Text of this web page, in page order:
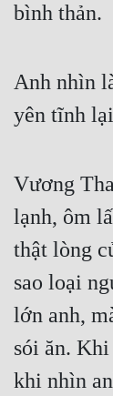
Võng Du
Xuyên Không
Xuyên Sách
Xuyên Thư
Điền Văn
Đô Thị
Đông Phương
bình thản.
Anh nhìn
yên tĩnh
Vương
lạnh, ôm
thật lòng
sao loại
lớn anh,
sói ăn. Khi
khi nhìn